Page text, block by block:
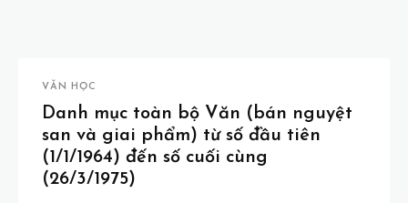
VĂN HỌC
Danh mục toàn bộ Văn (bán nguyệt
san và giai phẩm) từ số đầu tiên
(1/1/1964) đến số cuối cùng
(26/3/1975)